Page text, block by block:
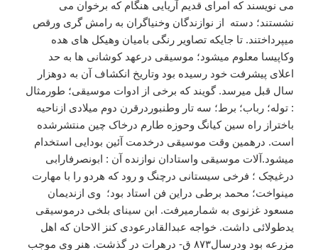
می نویسند که امرای قدیم آریایی هنگام که برخوان می
نشستند؛ دسته از نوازندگان وخنیاگران به رامش گری ورقص
میپرداختند. تا جایکه تصاویر رنگی بامیان وهیکل های هده
وکاپیسا معلوم میشود؛ موسیقی درعهد کوشانی ها به حد
اعلای پیشرفت خود رسیده بود وتاریخ انکشاف آن به دوهزار
سال قبل میرسد. گویند که برخی از ادوات موسیقی؛ طورمثال
: توله؛ رباب؛ برط؛ سه تار وطنبوردرقرن دوم میلادی ازناحیه
باختراز راه سین کیانگ وحوزه طارم درخاک چین منتشرشده
است. درهمین وقت موسیقی درخدمت آئین بودایی استخدام
میشود.آلات موسیقی واستادان نوازنده آن : ابونصرفارابی
درغیچک ؛ فرخی سیستانی درچنگ و رود که هردو را با مهارت
مینواخت؛ محمد برطی دراین فن استاد بود؛ وی ازندیمان
مسعود غزنوی به شمارمیرفت. ابن سینای بلخی درموسیقی
یدطولائی داشت. خواجه عبدالقادرعودی کنز الاحان که اهل
مزرعه بود ودرسال۸۷۳ ق- درهرات در گذشت. هنر وی موجب